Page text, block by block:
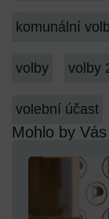
komunální
volby volby
volební účast
Mohlo by